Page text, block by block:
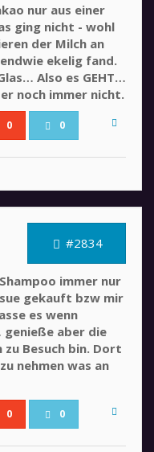
nur aus einer
ging nicht - wohl
der Milch an
ekelig fand.
Also es GEHT…
noch immer nicht.
0 0
#2834
immer nur
gekauft bzw mir
es wenn
genieße aber die
zu Besuch bin. Dort
nehmen was an
0 0